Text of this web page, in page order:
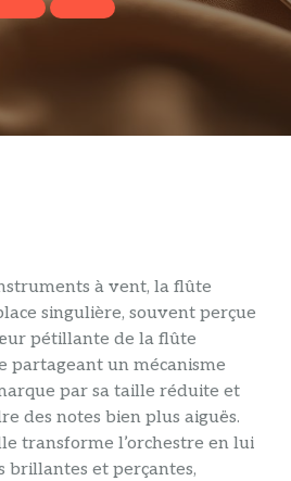
à vent, la flûte
singulière, souvent perçue
pétillante de la flûte
partageant un mécanisme
par sa taille réduite et
des notes bien plus aiguës.
transforme l’orchestre en lui
brillantes et perçantes,